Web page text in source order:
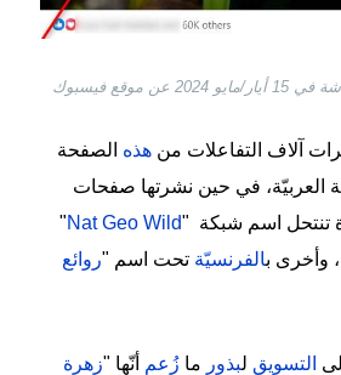
موقع فيسبوك
آلاف التفاعلات من هذه الصفحة
العربيّة، في حين نشرتها صفحات
تنتحل اسم شبكة "Nat Geo Wild
"
وأخرى بالفرنسيّة تحت اسم "روائع
إلى التسويق لبذور ما زُعم أنّها "زهرة